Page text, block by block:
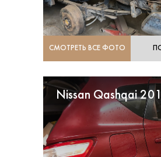
СМОТРЕТЬ ВСЕ ФОТО
Nissan Qashqai